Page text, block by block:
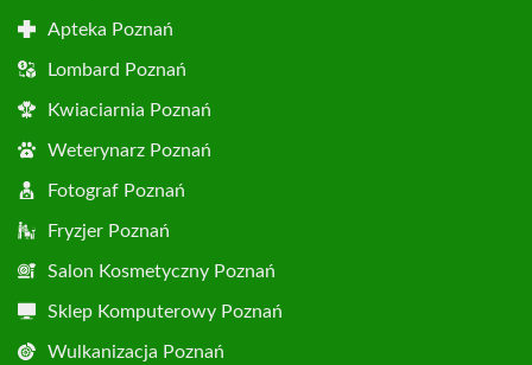
Apteka Poznań
Lombard Poznań
Kwiaciarnia Poznań
Weterynarz Poznań
Fotograf Poznań
Fryzjer Poznań
Salon Kosmetyczny Poznań
Sklep Komputerowy Poznań
Wulkanizacja Poznań